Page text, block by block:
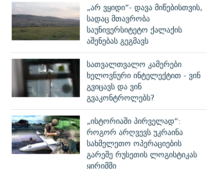
„არ ვყიდი“- დავა მიწებისთვის,
სადაც მთავრობა
საუნივერსიტეტო ქალაქის
აშენებას გეგმავს
სათვალთვალო კამერები
ხელოვნური ინტელექტით - ვინ
გვიცავს და ვინ
გვაკონტროლებს?
„ისტორიაში პირველად“:
როგორ არღვევს უკრაინა
სახმელეთო ოპერაციების
გარეშე რუსეთის ლოგისტიკას
ყირიმში